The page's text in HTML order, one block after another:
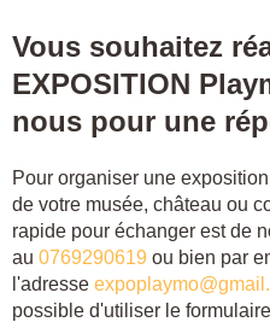
Vous souhaitez
EXPOSITION
nous pour une
Pour organiser une
de votre musée, château ou
rapide pour échanger est de
au 0769290619 ou bien par
l'adresse
possible d'utiliser le